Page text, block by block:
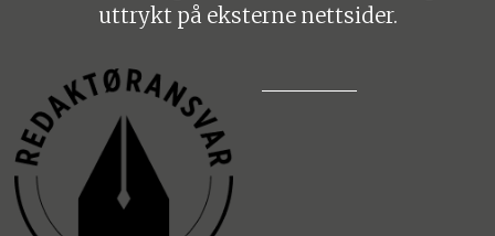
uttrykt på eksterne nettsider.